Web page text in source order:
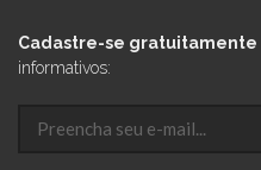
Cadastre-se gratuitamente
informativos: